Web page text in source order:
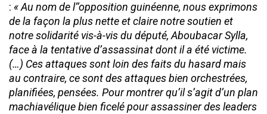
: « Au nom de l’’opposition guinéenne, nous exprimons
de la façon la plus nette et claire notre soutien et
notre solidarité vis-à-vis du député, Aboubacar Sylla,
face à la tentative d’assassinat dont il a été victime.
(…) Ces attaques sont loin des faits du hasard mais
au contraire, ce sont des attaques bien orchestrées,
planifiées, pensées. Pour montrer qu’il s’agit d’un plan
machiavélique bien ficelé pour assassiner des leaders